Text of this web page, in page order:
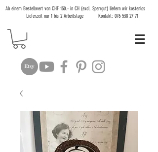
Ab einem Bestellwert von CHF 150.- in CH (excl. Sperrgut) liefern wir kostenlos
Lieferzeit nur 1 bis 2 Arbeitstage Kontakt: 076 538 27 71